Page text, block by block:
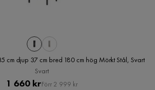
cm djup 37 cm bred 180 cm hög Mörkt Stål, Svart
Svart
Pris
1 660 krOriginal
Förr 2 999 kr